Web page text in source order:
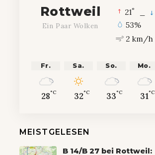
Rottweil
Ein Paar Wolken
21°
53%
2 km/h
Fr.
28°C
Sa.
32°C
So.
33°C
Mo.
31°C
MEISTGELESEN
B 14/B 27 bei Rottweil: